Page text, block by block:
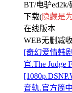
BT/电驴ed2k/
下载(隐藏是
在线版本
WEB无删减
[奇幻爱情韩
官.The Judge
音轨.官方简